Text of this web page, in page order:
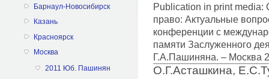
Барнаул-Новосибирск
Казань
Красноярск
Москва
2011 Юб. Пашинян
Publication in print media:
право: Актуальные
конференции с
памяти Заслуженного
Г.А.Пашиняна. – Москва
О.Г.Асташкина,